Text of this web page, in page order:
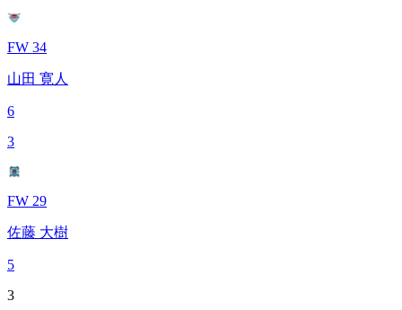
FW 34
山田 寛人
6
3
FW 29
佐藤 大樹
5
3